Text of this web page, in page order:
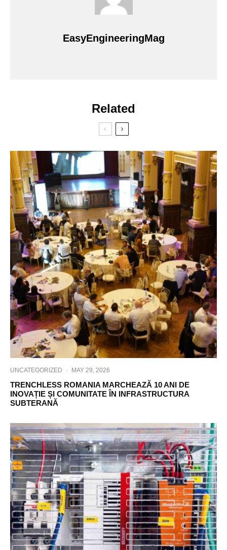
EasyEngineeringMag
Related
UNCATEGORIZED · MAY 29, 2026
TRENCHLESS ROMANIA MARCHEAZĂ 10 ANI DE
INOVAȚIE ȘI COMUNITATE ÎN INFRASTRUCTURA
SUBTERANĂ